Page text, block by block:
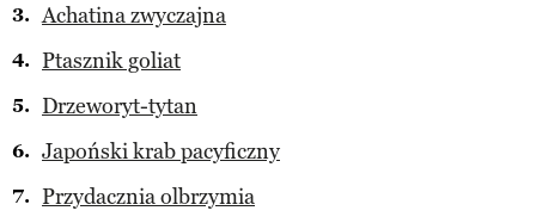
Achatina zwyczajna
Ptasznik goliat
Drzeworyt-tytan
Japoński krab pacyficzny
Przydacznia olbrzymia